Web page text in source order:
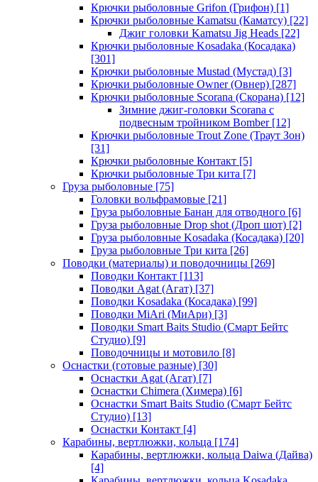
Крючки рыболовные Grifon (Грифон) [1]
Крючки рыболовные Kamatsu (Каматсу) [22]
Джиг головки Kamatsu Jig Heads [22]
Крючки рыболовные Kosadaka (Косадака)
[301]
Крючки рыболовные Mustad (Мустад) [3]
Крючки рыболовные Owner (Овнер) [287]
Крючки рыболовные Scorana (Скорана) [12]
Зимние джиг-головки Scorana с
подвесным тройником Bomber[12]
Крючки рыболовные Trout Zone (Траут Зон)
[31]
Крючки рыболовные Контакт [5]
Крючки рыболовные Три кита [7]
Груза рыболовные [75]
Головки вольфрамовые [21]
Груза рыболовные Банан для отводного [6]
Груза рыболовные Drop shot (Дроп шот) [2]
Груза рыболовные Kosadaka (Косадака) [20]
Груза рыболовные Три кита [26]
Поводки (материалы) и поводочницы [269]
Поводки Контакт [113]
Поводки Agat (Агат) [37]
Поводки Kosadaka (Косадака) [99]
Поводки MiAri (МиАри) [3]
Поводки Smart Baits Studio (Смарт Бейтс
Студио) [9]
Поводочницы и мотовило [8]
Оснастки (готовые разные) [30]
Оснастки Agat (Агат) [7]
Оснастки Chimera (Химера) [6]
Оснастки Smart Baits Studio (Смарт Бейтс
Студио) [13]
Оснастки Контакт [4]
Карабины, вертлюжки, кольца [174]
Карабины, вертлюжки, кольца Daiwa (Дайва)
[4]